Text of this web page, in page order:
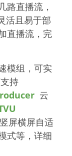
路直播流，
活且易于部
直播流，完
模组，可实
持
云
屏横屏自适
式等，详细